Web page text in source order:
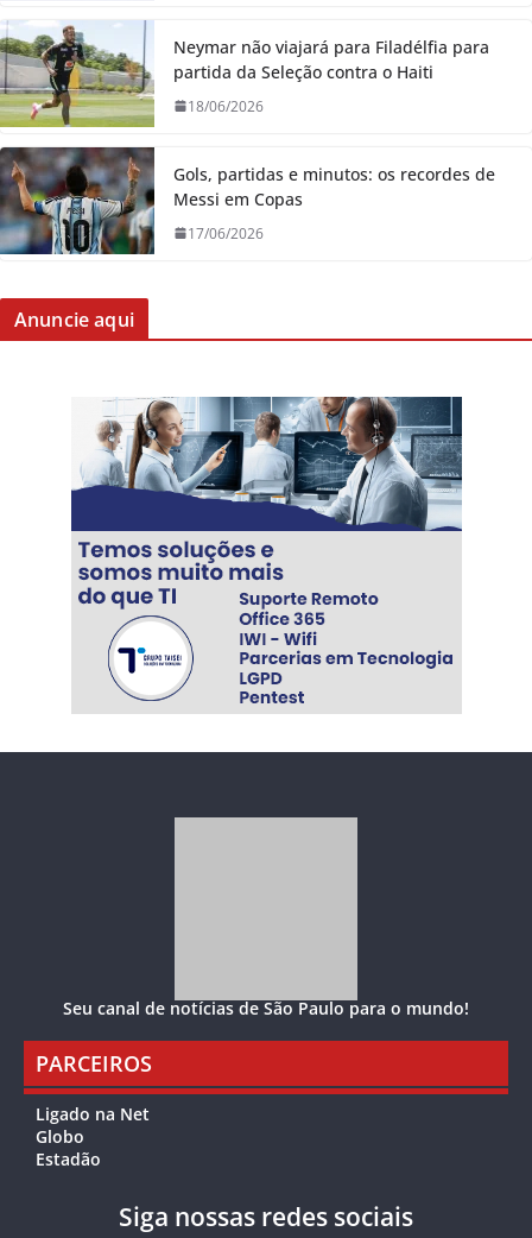
Neymar não viajará para Filadélfia para
partida da Seleção contra o Haiti
18/06/2026
Gols, partidas e minutos: os recordes de
Messi em Copas
17/06/2026
Anuncie aqui
Estadão
Siga nossas redes sociais
Copyright © 2021 SP NOTÍCIAS. Todos os direitos reservados.